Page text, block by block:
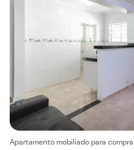
Apartamento mobiliado para